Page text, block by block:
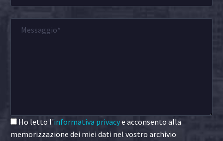
Ho letto l'informativa privacye acconsento alla
memorizzazione dei miei dati nel vostro archivio